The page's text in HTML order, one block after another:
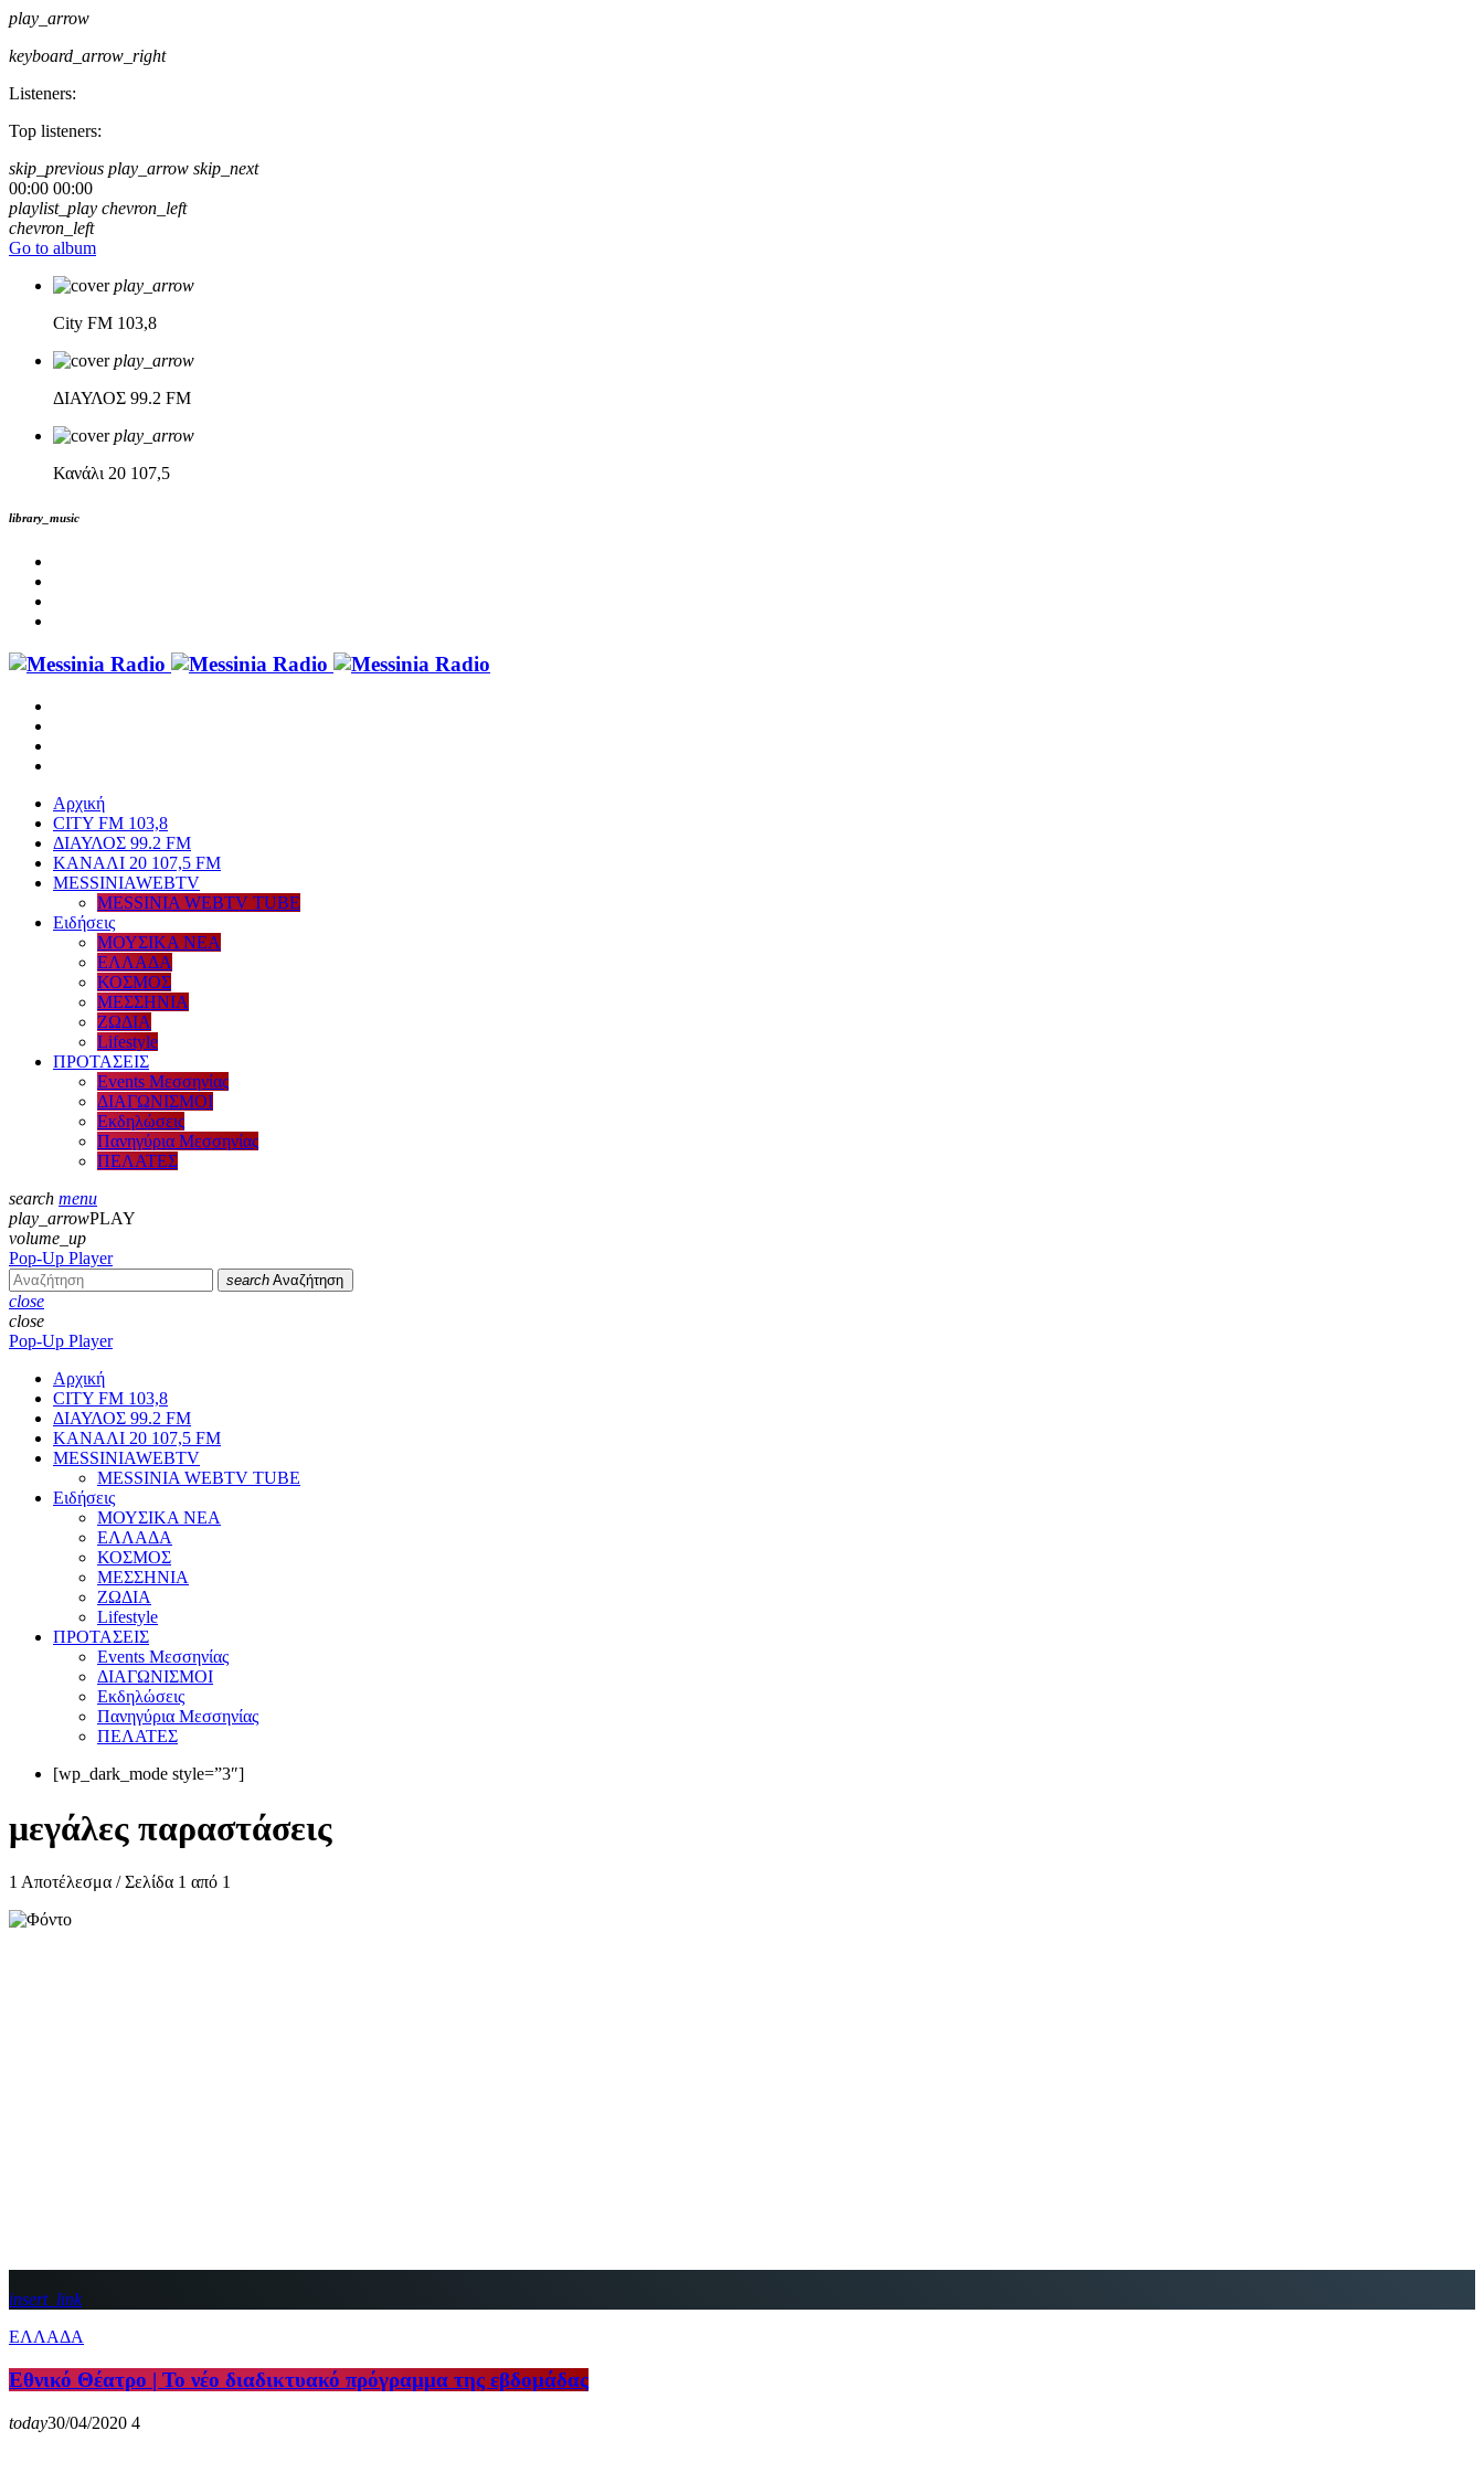
play_arrow
keyboard_arrow_right
Listeners:
Top listeners:
skip_previous play_arrow skip_next
00:00 00:00
playlist_play chevron_left
chevron_left
Go to album
play_arrow
City FM 103,8
play_arrow
ΔΙΑΥΛΟΣ 99.2 FM
play_arrow
Κανάλι 20 107,5
library_music
Αρχική
CITY FM 103,8
ΔΙΑΥΛΟΣ 99.2 FM
ΚΑΝΑΛΙ 20 107,5 FM
MESSINIAWEBTV
MESSINIA WEBTV TUBE
Eιδήσεις
ΜΟΥΣΙΚΑ ΝΕΑ
ΕΛΛΑΔΑ
ΚΟΣΜΟΣ
ΜΕΣΣΗΝΙΑ
ΖΩΔΙΑ
Lifestyle
ΠΡΟΤΑΣΕΙΣ
Events Μεσσηνίας
ΔΙΑΓΩΝΙΣΜΟΙ
Εκδηλώσεις
Πανηγύρια Μεσσηνίας
ΠΕΛΑΤΕΣ
search menu
play_arrowPLAY
volume_up
Pop-Up Player
search Αναζήτηση
close
close
Pop-Up Player
Αρχική
CITY FM 103,8
ΔΙΑΥΛΟΣ 99.2 FM
ΚΑΝΑΛΙ 20 107,5 FM
MESSINIAWEBTV
MESSINIA WEBTV TUBE
Eιδήσεις
ΜΟΥΣΙΚΑ ΝΕΑ
ΕΛΛΑΔΑ
ΚΟΣΜΟΣ
ΜΕΣΣΗΝΙΑ
ΖΩΔΙΑ
Lifestyle
ΠΡΟΤΑΣΕΙΣ
Events Μεσσηνίας
ΔΙΑΓΩΝΙΣΜΟΙ
Εκδηλώσεις
Πανηγύρια Μεσσηνίας
ΠΕΛΑΤΕΣ
[wp_dark_mode style=”3″]
μεγάλες παραστάσεις
1 Αποτέλεσμα / Σελίδα 1 από 1
insert_link
ΕΛΛΑΔΑ
Εθνικό Θέατρο | Το νέο διαδικτυακό πρόγραμμα της εβδομάδας
today30/04/2020 4